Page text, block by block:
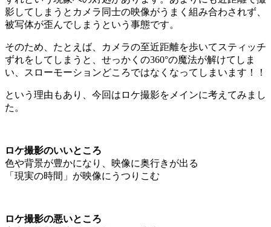
影してしまうとカメラ同士の映像がうまく組み合わされず、
被写体が歪んでしまうという事態です。
そのため、たとえば、カメラの至近距離を歩いてスティッチ
ずれをしてしまうと、せっかくの360°の魔法が解けてしま
い、スローモーションどころではなくなってしまいます！！
という理由もあり、今回はロケ撮影をメインに考えてみまし
た。
ロケ撮影のいいところ
色や背景が豊かになり、映像に奥行きが出る
「現実の時間」が映像にうつりこむ
ロケ撮影の悪いところ